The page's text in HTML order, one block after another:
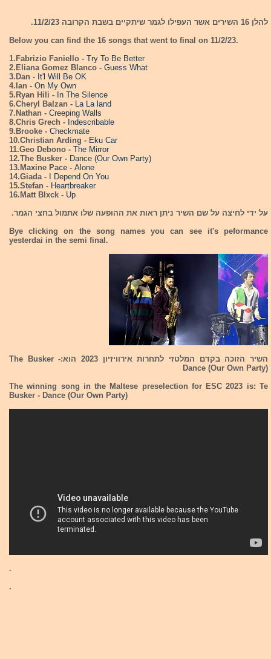
להלן 16 השירים אשר העפילו לגמר שיתקיים בשבת הקרובה 11/2/23.
Below you can find the 16 songs that went to final on 11/2/23.
1.Fabrizio Faniello - Try To Be Better
2.Eliana Gomez Blanco - Guess What
3.Dan - It'l Will Be OK
4.Ian - On My Own
5.Ryan Hili - In The Silence
6.Cheryl Balzan - La La land
7.Nathan - Creeping Walls
8.Chris Grech - Indescribable
9.Brooke - Checkmate
10.Christian Arding - Eku Car
11.Geo Debono - The Mirror
12.The Busker - Dance (Our Own Party)
13.Maxine Pace - Alone
14.Giada -
I Depend On You
15.Stefan - Heartbreaker
16.Matt Blxck - Up
על ידי לחיצה על שם השיר ניתן ראות את ההופעה שלו אתמול בחצי הגמר.
Bye clicking on the song names you can see it's peformance
yesterdai in the semi final.
השיר הזוכה בקדם המלטזי לתחרות אירוויזיון 2023 הוא:
The Busker -
Dance (Our Own Party)
The winning song in the Maltese preselection for ESC 2023 is: Te
Busker - Dance (Our Own Party)
.
.